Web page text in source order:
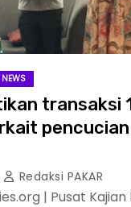
NEWS
transaksi
pencucian
Redaksi PAKAR
| Pusat Kajian